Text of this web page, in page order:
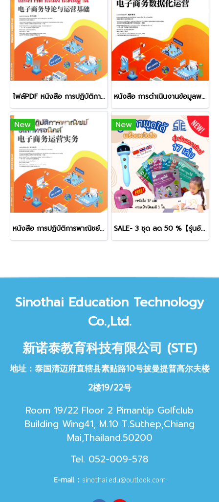
ไฟล์PDF หนังสือ การปฏิบัติการพาณิชย์อิเล็กทรอนิกส์ (เล่มต้น)หนังสือพาณิชย์อิเล็กทรอนิกส์เบื้องต้นและการดำเนินงานพื้นฐาน หนังสือ การดำเนินงานข้อมูลพาณิชย์อิเล็กทรอนิกส์
New
หนังสือ การปฏิบัติการพาณิชย์อิเล็กทรอนิกส์ (เล่มกลาง)
New
SALE- 3 ชุด ลด 50 %【รุ่นอัพเกรด】 ชุดหนังสือปากกาพูดได้ 3 ภาษา จีน-ไทย-อังกฤษ ครูคนที่ 2 Click Talking Pen for Junior
Sinothai Education Technology
Co.,Ltd.
新诺泰教育科技有限公司 (STE)
地址：泰国清迈府直辖县素贴路10号披曼提普高尔夫楼
2楼19/22号
Room 19/22 Floor 2 Pimantip Golfclub
Building Wing41, M.10 T.Suthep,Chiang
Mai,Thailand.50200
Tel. 052-009-578
E-mail： sinothai.edu@outlook.com